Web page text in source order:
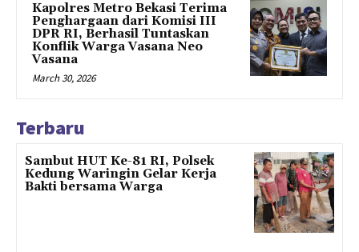
Kapolres Metro Bekasi Terima
Penghargaan dari Komisi III
DPR RI, Berhasil Tuntaskan
Konflik Warga Vasana Neo
Vasana
March 30, 2026
Terbaru
Sambut HUT Ke-81 RI, Polsek
Kedung Waringin Gelar Kerja
Bakti bersama Warga